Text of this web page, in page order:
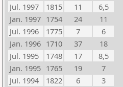
Jul. 1997
1815 11
6,5
Jan. 1997 1754 24
11
Jul. 1996
1775 7
6
Jan. 1996 1710 37
18
Jul. 1995
1748 17
8,5
Jan. 1995 1765 19
7
Jul. 1994
1822 6
3